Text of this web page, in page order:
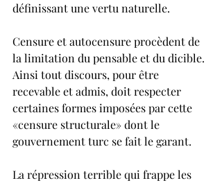
définissant une vertu naturelle.
Censure et autocensure procèdent de
la limitation du pensable et du dicible.
Ainsi tout discours, pour être
recevable et admis, doit respecter
certaines formes imposées par cette
«censure structurale» dont le
gouvernement turc se fait le garant.
La répression terrible qui frappe les